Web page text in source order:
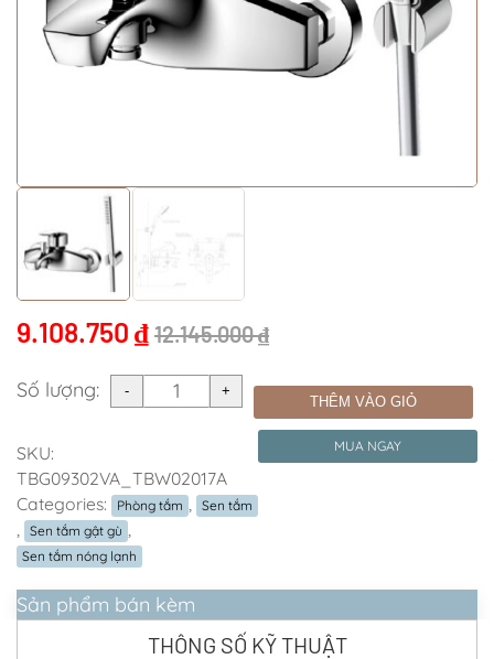
9.108.750 ₫ 12.145.000₫
Số lượng: THÊM VÀO GIỎ
MUA NGAY
SKU:
TBG09302VA_TBW02017A
Categories:
Phòng tắm Sen tắm
Sen tắm gật gù
Sen tắm nóng lạnh
Sản phẩm bán kèm
THÔNG SỐ KỸ THUẬT